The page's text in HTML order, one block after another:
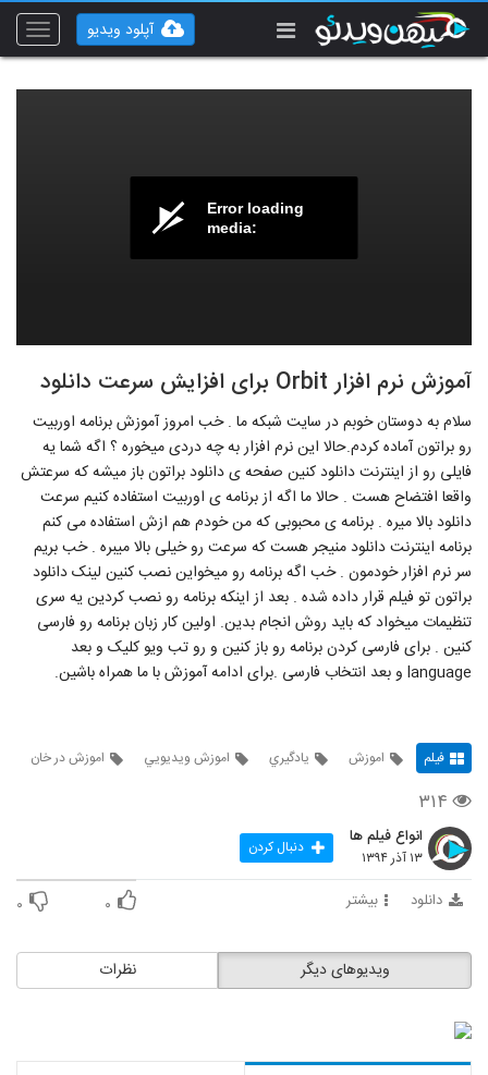
Toggle
آپلود ویدیو
Error loading
media:
آموزش نرم افزار Orbit برای افزایش سرعت دانلود
سلام به دوستان خوبم در سایت شبکه ما . خب امروز آموزش برنامه اوربیت
رو براتون آماده کردم.حالا این نرم افزار به چه دردی میخوره ؟ اگه شما یه
فایلی رو از اینترنت دانلود کنین صفحه ی دانلود براتون باز میشه که سرعتش
واقعا افتضاح هست . حالا ما اگه از برنامه ی اوربیت استفاده کنیم سرعت
دانلود بالا میره . برنامه ی محبوبی که من خودم هم ازش استفاده می کنم
برنامه اینترنت دانلود منیجر هست که سرعت رو خیلی بالا میبره . خب بریم
سر نرم افزار خودمون . خب اگه برنامه رو میخواین نصب کنین لینک دانلود
براتون تو فیلم قرار داده شده . بعد از اینکه برنامه رو نصب کردین یه سری
تنظیمات میخواد که باید روش انجام بدین. اولین کار زبان برنامه رو فارسی
کنین . برای فارسی کردن برنامه رو باز کنین و رو تب ویو کلیک و بعد
language و بعد انتخاب فارسی .برای ادامه آموزش با ما همراه باشین.
فیلم اموزش يادگيري اموزش ويديويي اموزش در خان
۳۱۴
انواع فیلم ها
۱۳ آذر ۱۳۹۴ دنبال کردن
دانلود بیشتر ۰ ۰
نظرات ویدیوهای دیگر